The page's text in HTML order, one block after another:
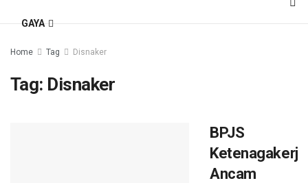
GAYA
Home Tag Disnaker
Tag: Disnaker
BPJS
Ancam